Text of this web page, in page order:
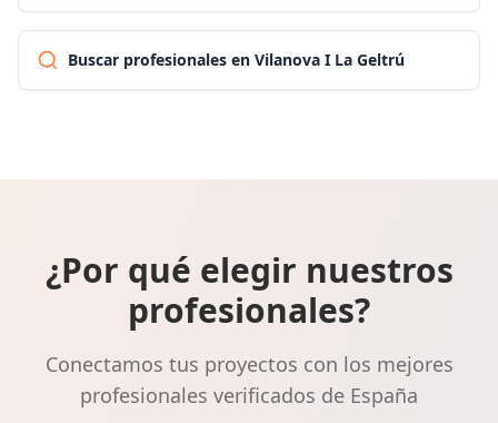
Buscar profesionales en Vilanova I La Geltrú
¿Por qué elegir nuestros
profesionales?
Conectamos tus proyectos con los mejores
profesionales verificados de España